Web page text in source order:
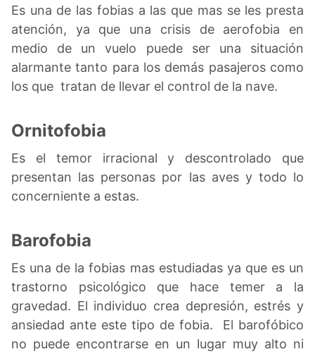
Es una de las fobias a las que mas se les presta
atención, ya que una crisis de aerofobia en
medio de un vuelo puede ser una situación
alarmante tanto para los demás pasajeros como
los que tratan de llevar el control de la nave.
Ornitofobia
Es el temor irracional y descontrolado que
presentan las personas por las aves y todo lo
concerniente a estas.
Barofobia
Es una de la fobias mas estudiadas ya que es un
trastorno psicológico que hace temer a la
gravedad. El individuo crea depresión, estrés y
ansiedad ante este tipo de fobia. El barofóbico
no puede encontrarse en un lugar muy alto ni